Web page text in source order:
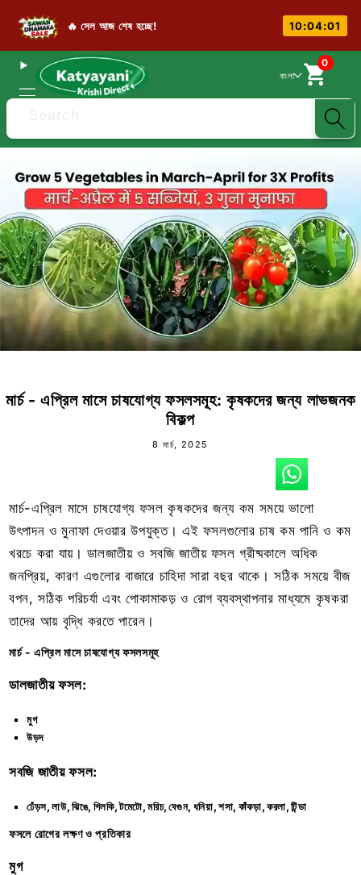
🔥 সেল আজ শেষ হচ্ছে! 10:04:00
বাংলা
0
মার্চ - এপ্রিল মাসে চাষযোগ্য ফসলসমূহ: কৃষকদের জন্য লাভজনক
বিকল্প
8 মার্চ, 2025
মার্চ-এপ্রিল মাসে চাষযোগ্য ফসল কৃষকদের জন্য কম সময়ে ভালো
উৎপাদন ও মুনাফা দেওয়ার উপযুক্ত। এই ফসলগুলোর চাষ কম পানি ও কম
খরচে করা যায়। ডালজাতীয় ও সবজি জাতীয় ফসল গ্রীষ্মকালে অধিক
জনপ্রিয়, কারণ এগুলোর বাজারে চাহিদা সারা বছর থাকে। সঠিক সময়ে বীজ
বপন, সঠিক পরিচর্যা এবং পোকামাকড় ও রোগ ব্যবস্থাপনার মাধ্যমে কৃষকরা
তাদের আয় বৃদ্ধি করতে পারেন।
মার্চ - এপ্রিল মাসে চাষযোগ্য ফসলসমূহ
ডালজাতীয় ফসল:
মুগ
উড়দ
সবজি জাতীয় ফসল:
ঢেঁড়স, লাউ, ঝিঙে, গিলকি, টমেটো, মরিচ, বেগুন, ধনিয়া, শসা, কাঁকড়া, করলা, টিন্ডা
ফসলে রোগের লক্ষণ ও প্রতিকার
মুগ